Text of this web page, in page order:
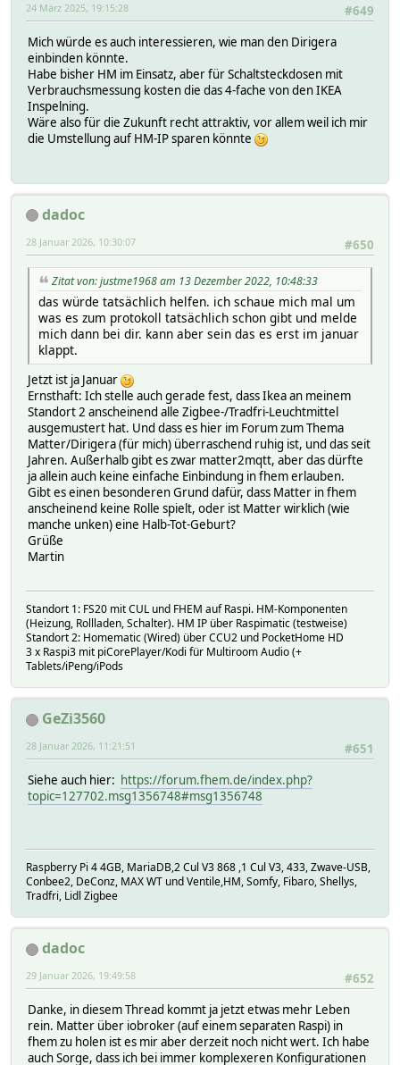
#649
24 März 2025, 19:15:28
Mich würde es auch interessieren, wie man den Dirigera
einbinden könnte.
Habe bisher HM im Einsatz, aber für Schaltsteckdosen mit
Verbrauchsmessung kosten die das 4-fache von den IKEA
Inspelning.
Wäre also für die Zukunft recht attraktiv, vor allem weil ich mir
die Umstellung auf HM-IP sparen könnte
dadoc
#650
28 Januar 2026, 10:30:07
Zitat von: justme1968 am 13 Dezember 2022, 10:48:33
das würde tatsächlich helfen. ich schaue mich mal um
was es zum protokoll tatsächlich schon gibt und melde
mich dann bei dir. kann aber sein das es erst im januar
klappt.
Jetzt ist ja Januar
Ernsthaft: Ich stelle auch gerade fest, dass Ikea an meinem
Standort 2 anscheinend alle Zigbee-/Tradfri-Leuchtmittel
ausgemustert hat. Und dass es hier im Forum zum Thema
Matter/Dirigera (für mich) überraschend ruhig ist, und das seit
Jahren. Außerhalb gibt es zwar matter2mqtt, aber das dürfte
ja allein auch keine einfache Einbindung in fhem erlauben.
Gibt es einen besonderen Grund dafür, dass Matter in fhem
anscheinend keine Rolle spielt, oder ist Matter wirklich (wie
manche unken) eine Halb-Tot-Geburt?
Grüße
Martin
Standort 1: FS20 mit CUL und FHEM auf Raspi. HM-Komponenten
(Heizung, Rollladen, Schalter). HM IP über Raspimatic (testweise)
Standort 2: Homematic (Wired) über CCU2 und PocketHome HD
3 x Raspi3 mit piCorePlayer/Kodi für Multiroom Audio (+
Tablets/iPeng/iPods
GeZi3560
#651
28 Januar 2026, 11:21:51
Siehe auch hier: https://forum.fhem.de/index.php?
topic=127702.msg1356748#msg1356748
Raspberry Pi 4 4GB, MariaDB,2 Cul V3 868 ,1 Cul V3, 433, Zwave-USB,
Conbee2, DeConz, MAX WT und Ventile,HM, Somfy, Fibaro, Shellys,
Tradfri, Lidl Zigbee
dadoc
#652
29 Januar 2026, 19:49:58
Danke, in diesem Thread kommt ja jetzt etwas mehr Leben
rein. Matter über iobroker (auf einem separaten Raspi) in
fhem zu holen ist es mir aber derzeit noch nicht wert. Ich habe
auch Sorge, dass ich bei immer komplexeren Konfigurationen